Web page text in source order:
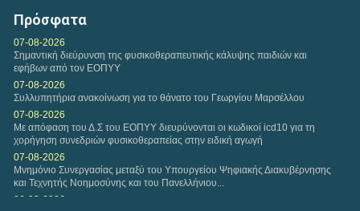
ΕΚΔΗΛΩΣΗΣ ΕΝΔΙΑΦΕΡΟΝΤΟΣ...
Πρόσφατα
07-08-2026
Σημαντική διεύρυνση της φυσικοθεραπευτικής κάλυψης παιδιών και
εφήβων από τον ΕΟΠΥΥ
07-08-2026
Συλλυπητήρια ανακοίνωση για το θάνατο του Γεωργίου Μαρσέλλου
07-08-2026
Με απόφαση του Δ.Σ του ΕΟΠΥΥ διευρύνονται οι κωδικοί icd10 για τη
χορήγηση συνεδριών φυσικοθεραπείας στην ειδική αγωγή
07-08-2026
Μνημόνιο Συνεργασίας μεταξύ του Υπουργείου Ψηφιακής Διακυβέρνησης
και Τεχνητής Νοημοσύνης και του Πανελλήνιου...
06-08-2026